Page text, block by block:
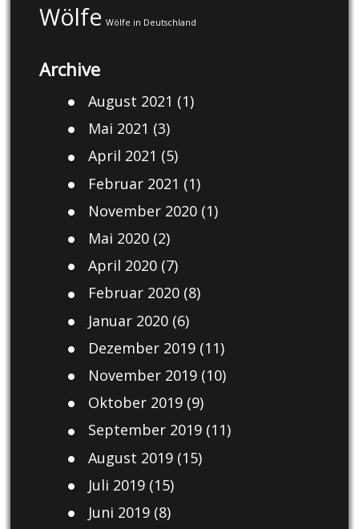
Wölfe Wölfe in Deutschland
Archive
August 2021 (1)
Mai 2021 (3)
April 2021 (5)
Februar 2021 (1)
November 2020(1)
Mai 2020(2)
April 2020(7)
Februar 2020(8)
Januar 2020(6)
Dezember 2019(11)
November 2019(10)
Oktober 2019(9)
September 2019(11)
August 2019(15)
Juli 2019(15)
Juni 2019(8)